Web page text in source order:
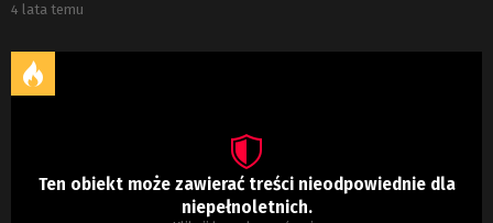
4 lata temu
Ten obiekt może zawierać treści nieodpowiednie dla
niepełnoletnich.